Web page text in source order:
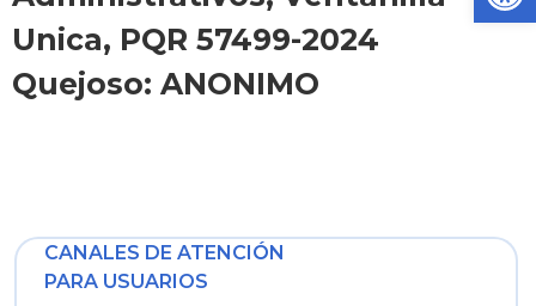
Unica, PQR 57499-2024
Quejoso: ANONIMO
CANALES DE ATENCIÓN
PARA USUARIOS